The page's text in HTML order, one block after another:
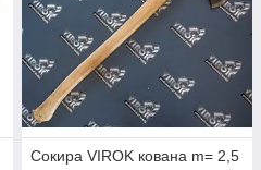
Сокира VIROK кована m= 2,5